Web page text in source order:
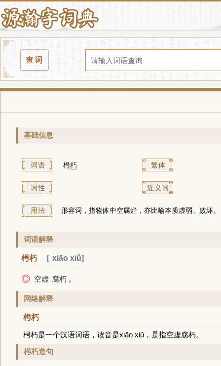
查词
基础信息
词语 枵朽 繁体
词性 近义词
用法 形容词，指物体中空腐烂，亦比喻本质虚弱、败坏。
词语解释
枵朽 xiāo xiǔ
◎ 空虚 腐朽 。
网络解释
枵朽
枵朽是一个汉语词语，读音是xiāo xiǔ，是指空虚腐朽。
枵朽造句